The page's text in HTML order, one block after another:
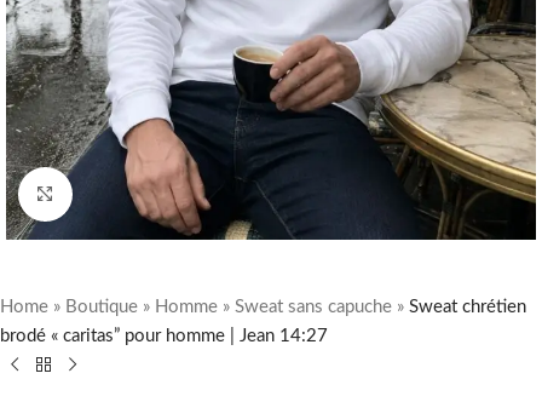
Cliquez pour agrandir
Home » Boutique » Homme » Sweat sans capuche » Sweat chrétien
brodé « caritas” pour homme | Jean 14:27